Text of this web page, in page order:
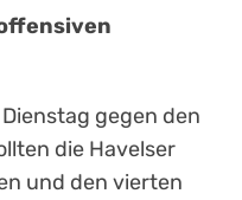
gegen den
die Havelser
und den vierten